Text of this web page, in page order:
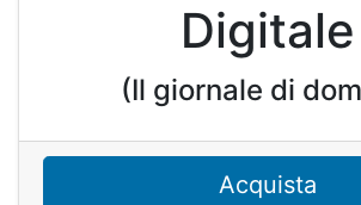
Digitale
(Il giornale di
Acquista